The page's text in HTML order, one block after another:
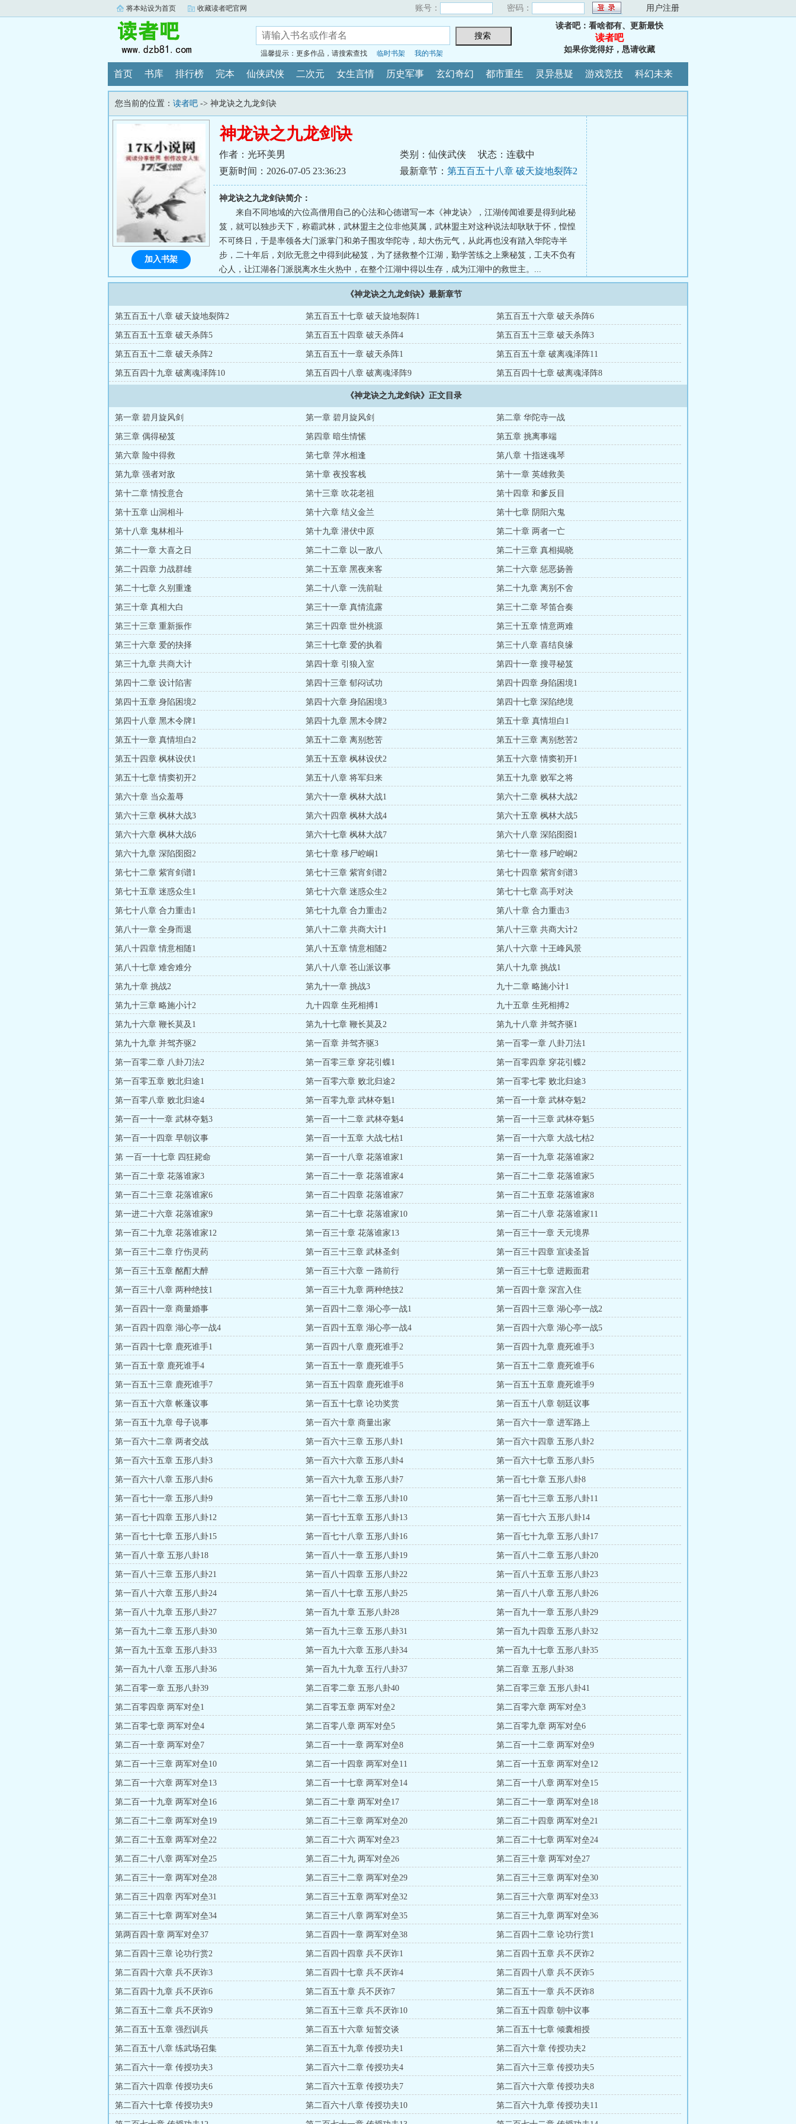
将本站设为首页 收藏读者吧官网 账号： 密码： 用户注册
温馨提示：更多作品，请搜索查找 临时书架 我的书架
读者吧：看啥都有、更新最快
读者吧
如果你觉得好，恳请收藏
首页 书库 排行榜 完本 仙侠武侠 二次元 女生言情 历史军事 玄幻奇幻 都市重生 灵异悬疑 游戏竞技 科幻未来
您当前的位置： 读者吧 -> 神龙诀之九龙剑诀
神龙诀之九龙剑诀
作者：光环美男 类别：仙侠武侠
状态：连载中
更新时间：2026-07-05 23:36:23
最新章节： 第五百五十八章 破天旋地裂阵2
神龙诀之九龙剑诀简介：
来自不同地域的六位高僧用自己的心法和心德谱写一本《神龙诀》，江湖传闻谁要是得到此秘
笈，就可以独步天下，称霸武林，武林盟主之位非他莫属，武林盟主对这种说法却耿耿于怀，惶惶
不可终日，于是率领各大门派掌门和弟子围攻华陀寺，却大伤元气，从此再也没有踏入华陀寺半
步，二十年后，刘欣无意之中得到此秘笈，为了拯救整个江湖，勤学苦练之上乘秘笈，工夫不负有
心人，让江湖各门派脱离水生火热中，在整个江湖中得以生存，成为江湖中的救世主。...
加入书架
《神龙诀之九龙剑诀》最新章节
第五百五十八章 破天旋地裂阵2 第五百五十七章 破天旋地裂阵1 第五百五十六章 破天杀阵6
第五百五十五章 破天杀阵5 第五百五十四章 破天杀阵4 第五百五十三章 破天杀阵3
第五百五十二章 破天杀阵2 第五百五十一章 破天杀阵1 第五百五十章 破离魂泽阵11
第五百四十九章 破离魂泽阵10 第五百四十八章 破离魂泽阵9 第五百四十七章 破离魂泽阵8
《神龙诀之九龙剑诀》正文目录
第一章 碧月旋风剑 第一章 碧月旋风剑 第二章 华陀寺一战
第三章 偶得秘笈 第四章 暗生情愫 第五章 挑离事端
第六章 险中得救 第七章 萍水相逢 第八章 十指迷魂琴
第九章 强者对敌 第十章 夜投客栈 第十一章 英雄救美
第十二章 情投意合 第十三章 吹花老祖 第十四章 和爹反目
第十五章 山洞相斗 第十六章 结义金兰 第十七章 阴阳六鬼
第十八章 鬼林相斗 第十九章 潜伏中原 第二十章 两者一亡
第二十一章 大喜之日 第二十二章 以一敌八 第二十三章 真相揭晓
第二十四章 力战群雄 第二十五章 黑夜来客 第二十六章 惩恶扬善
第二十七章 久别重逢 第二十八章 一洗前耻 第二十九章 离别不舍
第三十章 真相大白 第三十一章 真情流露 第三十二章 琴笛合奏
第三十三章 重新振作 第三十四章 世外桃源 第三十五章 情意两难
第三十六章 爱的抉择 第三十七章 爱的执着 第三十八章 喜结良缘
第三十九章 共商大计 第四十章 引狼入室 第四十一章 搜寻秘笈
第四十二章 设计陷害 第四十三章 郁闷试功 第四十四章 身陷困境1
第四十五章 身陷困境2 第四十六章 身陷困境3 第四十七章 深陷绝境
第四十八章 黑木令牌1 第四十九章 黑木令牌2 第五十章 真情坦白1
第五十一章 真情坦白2 第五十二章 离别愁苦 第五十三章 离别愁苦2
第五十四章 枫林设伏1 第五十五章 枫林设伏2 第五十六章 情窦初开1
第五十七章 情窦初开2 第五十八章 将军归来 第五十九章 败军之将
第六十章 当众羞辱 第六十一章 枫林大战1 第六十二章 枫林大战2
第六十三章 枫林大战3 第六十四章 枫林大战4 第六十五章 枫林大战5
第六十六章 枫林大战6 第六十七章 枫林大战7 第六十八章 深陷囹囵1
第六十九章 深陷囹囵2 第七十章 移尸崆峒1 第七十一章 移尸崆峒2
第七十二章 紫宵剑谱1 第七十三章 紫宵剑谱2 第七十四章 紫宵剑谱3
第七十五章 迷惑众生1 第七十六章 迷惑众生2 第七十七章 高手对决
第七十八章 合力重击1 第七十九章 合力重击2 第八十章 合力重击3
第八十一章 全身而退 第八十二章 共商大计1 第八十三章 共商大计2
第八十四章 情意相随1 第八十五章 情意相随2 第八十六章 十王峰风景
第八十七章 难舍难分 第八十八章 苍山派议事 第八十九章 挑战1
第九十章 挑战2 第九十一章 挑战3 九十二章 略施小计1
第九十三章 略施小计2 九十四章 生死相搏1 九十五章 生死相搏2
第九十六章 鞭长莫及1 第九十七章 鞭长莫及2 第九十八章 并驾齐驱1
第九十九章 并驾齐驱2 第一百章 并驾齐驱3 第一百零一章 八卦刀法1
第一百零二章 八卦刀法2 第一百零三章 穿花引蝶1 第一百零四章 穿花引蝶2
第一百零五章 败北归途1 第一百零六章 败北归途2 第一百零七零 败北归途3
第一百零八章 败北归途4 第一百零九章 武林夺魁1 第一百一十章 武林夺魁2
第一百一十一章 武林夺魁3 第一百一十二章 武林夺魁4 第一百一十三章 武林夺魁5
第一百一十四章 早朝议事 第一百一十五章 大战七枯1 第一百一十六章 大战七枯2
第 一百一十七章 四狂毙命 第一百一十八章 花落谁家1 第一百一十九章 花落谁家2
第一百二十章 花落谁家3 第一百二十一章 花落谁家4 第一百二十二章 花落谁家5
第一百二十三章 花落谁家6 第一百二十四章 花落谁家7 第一百二十五章 花落谁家8
第一进二十六章 花落谁家9 第一百二十七章 花落谁家10 第一百二十八章 花落谁家11
第一百二十九章 花落谁家12 第一百三十章 花落谁家13 第一百三十一章 天元境界
第一百三十二章 疗伤灵药 第一百三十三章 武林圣剑 第一百三十四章 宣读圣旨
第一百三十五章 酩酊大醉 第一百三十六章 一路前行 第一百三十七章 进殿面君
第一百三十八章 两种绝技1 第一百三十九章 两种绝技2 第一百四十章 深宫入住
第一百四十一章 商量婚事 第一百四十二章 湖心亭一战1 第一百四十三章 湖心亭一战2
第一百四十四章 湖心亭一战4 第一百四十五章 湖心亭一战4 第一百四十六章 湖心亭一战5
第一百四十七章 鹿死谁手1 第一百四十八章 鹿死谁手2 第一百四十九章 鹿死谁手3
第一百五十章 鹿死谁手4 第一百五十一章 鹿死谁手5 第一百五十二章 鹿死谁手6
第一百五十三章 鹿死谁手7 第一百五十四章 鹿死谁手8 第一百五十五章 鹿死谁手9
第一百五十六章 帐蓬议事 第一百五十七章 论功奖赏 第一百五十八章 朝廷议事
第一百五十九章 母子说事 第一百六十章 商量出家 第一百六十一章 进军路上
第一百六十二章 两者交战 第一百六十三章 五形八卦1 第一百六十四章 五形八卦2
第一百六十五章 五形八卦3 第一百六十六章 五形八卦4 第一百六十七章 五形八卦5
第一百六十八章 五形八卦6 第一百六十九章 五形八卦7 第一百七十章 五形八卦8
第一百七十一章 五形八卦9 第一百七十二章 五形八卦10 第一百七十三章 五形八卦11
第一百七十四章 五形八卦12 第一百七十五章 五形八卦13 第一百七十六 五形八卦14
第一百七十七章 五形八卦15 第一百七十八章 五形八卦16 第一百七十九章 五形八卦17
第一百八十章 五形八卦18 第一百八十一章 五形八卦19 第一百八十二章 五形八卦20
第一百八十三章 五形八卦21 第一百八十四章 五形八卦22 第一百八十五章 五形八卦23
第一百八十六章 五形八卦24 第一百八十七章 五形八卦25 第一百八十八章 五形八卦26
第一百八十九章 五形八卦27 第一百九十章 五形八卦28 第一百九十一章 五形八卦29
第一百九十二章 五形八卦30 第一百九十三章 五形八卦31 第一百九十四章 五形八卦32
第一百九十五章 五形八卦33 第一百九十六章 五形八卦34 第一百九十七章 五形八卦35
第一百九十八章 五形八卦36 第一百九十九章 五行八卦37 第二百章 五形八卦38
第二百零一章 五形八卦39 第二百零二章 五形八卦40 第二百零三章 五形八卦41
第二百零四章 两军对垒1 第二百零五章 两军对垒2 第二百零六章 两军对垒3
第二百零七章 两军对垒4 第二百零八章 两军对垒5 第二百零九章 两军对垒6
第二百一十章 两军对垒7 第二百一十一章 两军对垒8 第二百一十二章 两军对垒9
第二百一十三章 两军对垒10 第二百一十四章 两军对垒11 第二百一十五章 两军对垒12
第二百一十六章 两军对垒13 第二百一十七章 两军对垒14 第二百一十八章 两军对垒15
第二百一十九章 两军对垒16 第二百二十章 两军对垒17 第二百二十一章 两军对垒18
第二百二十二章 两军对垒19 第二百二十三章 两军对垒20 第二百二十四章 两军对垒21
第二百二十五章 两军对垒22 第二百二十六 两军对垒23 第二百二十七章 两军对垒24
第二百二十八章 两军对垒25 第二百二十九 两军对垒26 第二百三十章 两军对垒27
第二百三十一章 两军对垒28 第二百三十二章 两军对垒29 第二百三十三章 两军对垒30
第二百三十四章 丙军对垒31 第二百三十五章 两军对垒32 第二百三十六章 两军对垒33
第二百三十七章 两军对垒34 第二百三十八章 两军对垒35 第二百三十九章 两军对垒36
第两百四十章 两军对垒37 第二百四十一章 两军对垒38 第二百四十二章 论功行赏1
第二百四十三章 论功行赏2 第二百四十四章 兵不厌诈1 第二百四十五章 兵不厌诈2
第二百四十六章 兵不厌诈3 第二百四十七章 兵不厌诈4 第二百四十八章 兵不厌诈5
第二百四十九章 兵不厌诈6 第二百五十章 兵不厌诈7 第二百五十一章 兵不厌诈8
第二百五十二章 兵不厌诈9 第二百五十三章 兵不厌诈10 第二百五十四章 朝中议事
第二百五十五章 强烈训兵 第二百五十六章 短暂交谈 第二百五十七章 倾囊相授
第二百五十八章 练武场召集 第二百五十九章 传授功夫1 第二百六十章 传授功夫2
第二百六十一章 传授功夫3 第二百六十二章 传授功夫4 第二百六十三章 传授功夫5
第二百六十四章 传授功夫6 第二百六十五章 传授功夫7 第二百六十六章 传授功夫8
第二百六十七章 传授功夫9 第二百六十八章 传授功夫10 第二百六十九章 传授功夫11